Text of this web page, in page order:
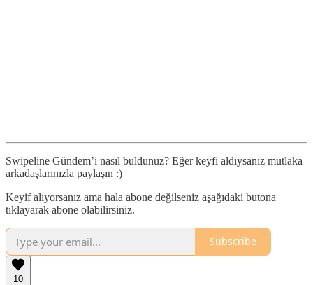
Swipeline Gündem’i nasıl buldunuz? Eğer keyfi aldıysanız mutlaka
arkadaşlarınızla paylaşın :)
Keyif alıyorsanız ama hala abone değilseniz aşağıdaki butona
tıklayarak abone olabilirsiniz.
Subscribe
10